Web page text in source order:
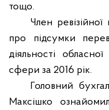
тощо.
Член ревізійної
про підсумки
діяльності
сфери за 2016 рік.
Головний
Максішко